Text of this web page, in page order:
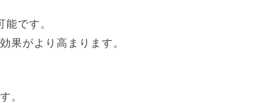
です。
果がより高まります。
。